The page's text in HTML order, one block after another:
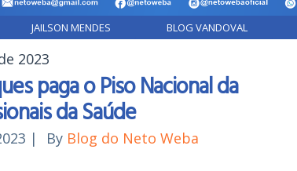
JAILSON MENDES BLOG VANDOVAL
2023
paga o Piso Nacional da
da Saúde
| By Blog do Neto Weba